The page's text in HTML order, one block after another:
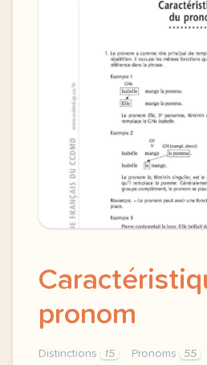
pronom
Distinctions 15 Pronoms 55